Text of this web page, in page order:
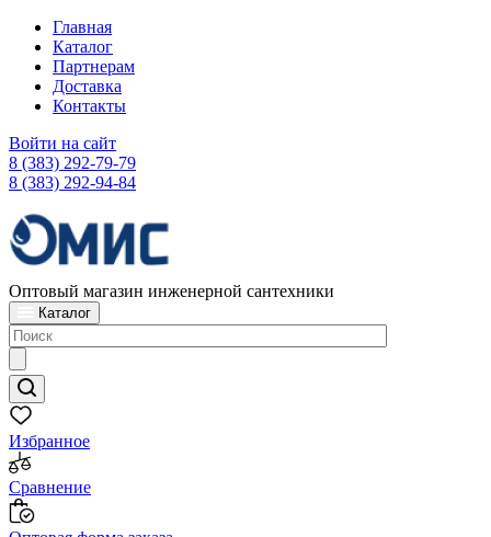
Главная
Каталог
Партнерам
Доставка
Контакты
Войти на сайт
8 (383) 292-79-79
8 (383) 292-94-84
Оптовый магазин инженерной сантехники
Каталог
Избранное
Сравнение